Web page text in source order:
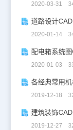
2020-03-31
2020-01-14
配电箱系统
2020-01-03
各经典常用
2019-12-18
建筑装饰
2019-12-27